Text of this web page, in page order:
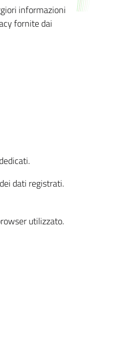
informazioni
fornite dai
dati registrati.
utilizzato.